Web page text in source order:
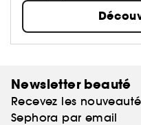
Newsletter beauté
Recevez les
Sephora par email